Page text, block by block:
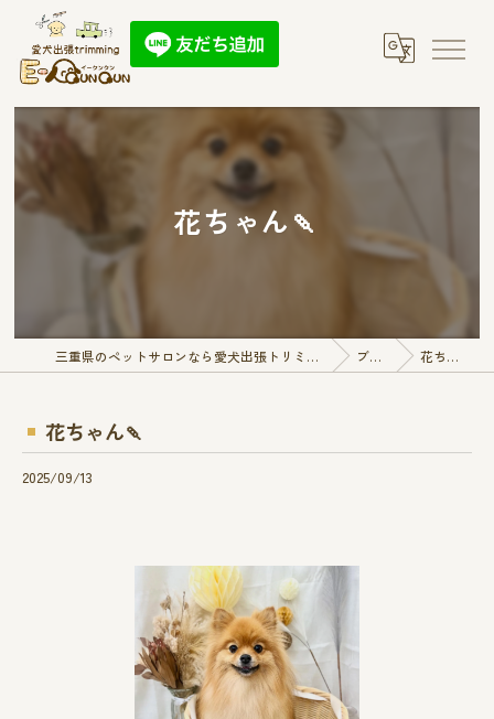
花ちゃん🍡
三重県のペットサロンなら愛犬出張トリミング E-QunQun ブログ 花ちゃん🍡
花ちゃん🍡
2025/09/13